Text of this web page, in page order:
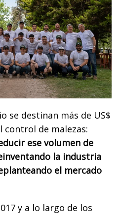
se destinan más de US$
control de malezas:
ese volumen de
la industria
el mercado
y a lo largo de los